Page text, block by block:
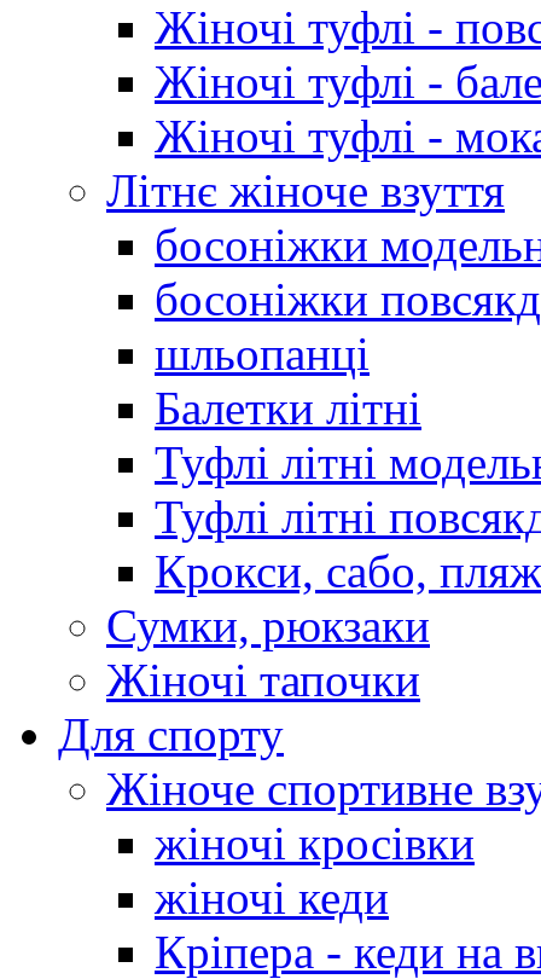
Жіночі туфлі -
Жіночі туфлі -
Жіночі туфлі -
Літнє жіноче взуття
босоніжки
босоніжки
шльопанці
Балетки літні
Туфлі літні
Туфлі літні
Крокси, сабо,
Сумки, рюкзаки
Жіночі тапочки
Для спорту
Жіноче спортивне
жіночі кросівки
жіночі кеди
Кріпера - кеди на